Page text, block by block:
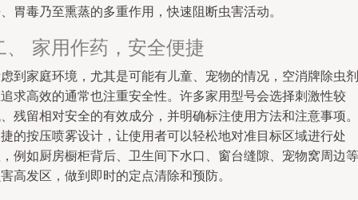
胃毒乃至熏蒸的多重作用，快速阻断虫害活动。
、 家用作药，安全便捷
到家庭环境，尤其是可能有儿童、宠物的情况，空消牌除虫剂
求高效的通常也注重安全性。许多家用型号会选择刺激性较
残留相对安全的有效成分，并明确标注使用方法和注意事项。
的按压喷雾设计，让使用者可以轻松地对准目标区域进行处
例如厨房橱柜背后、卫生间下水口、窗台缝隙、宠物窝周边等
高发区，做到即时的定点清除和预防。